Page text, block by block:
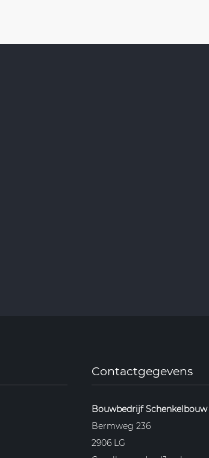
Contactgegevens
Bouwbedrijf Schenkelbouw
Bermweg 236
2906 LG